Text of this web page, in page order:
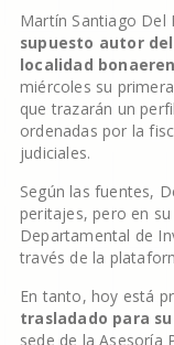
Martín Santiago Del
supuesto autor
localidad
miércoles su
que trazarán un
ordenadas por la
judiciales.
Según las fuentes,
peritajes, pero en
Departamental de
través de la
En tanto, hoy está
trasladado para
sede de la Asesoría